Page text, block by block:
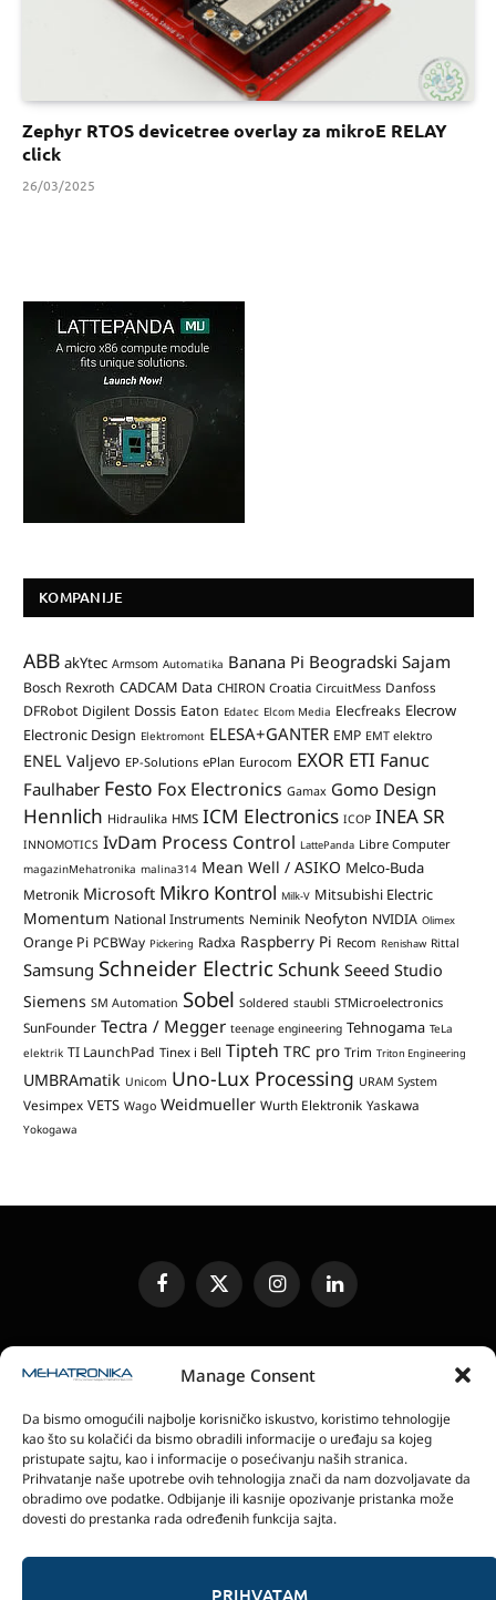
Manage Consent
Da bismo omogućili najbolje korisničko iskustvo, koristimo tehnologije
kao što su kolačići da bismo obradili informacije o uređaju sa kojeg
pristupate sajtu, kao i informacije o posećivanju naših stranica.
Prihvatanje naše upotrebe ovih tehnologija znači da nam dozvoljavate da
obradimo ove podatke. Odbijanje ili kasnije opozivanje pristanka može
dovesti do prestanka rada određenih funkcija sajta.
PRIHVATAM
Zephyr RTOS devicetree overlay za mikroE RELAY
click
26/03/2025
KOMPANIJE
ABB akYtec Armsom Automatika Banana Pi Beogradski Sajam
Bosch Rexroth CADCAM Data CHIRON Croatia CircuitMess Danfoss
DFRobot Digilent Dossis Eaton Edatec Elcom Media Elecfreaks Elecrow
Electronic Design Elektromont ELESA+GANTER EMP EMT elektro
ENEL Valjevo EP-Solutions ePlan Eurocom EXOR ETI Fanuc
Faulhaber Festo Fox Electronics Gamax Gomo Design
Hennlich Hidraulika HMS ICM Electronics ICOP INEA SR
INNOMOTICS IvDam Process Control LattePanda Libre Computer
magazinMehatronika malina314 Mean Well / ASIKO Melco-Buda
Metronik Microsoft Mikro Kontrol Milk-V Mitsubishi Electric
Momentum National Instruments Neminik Neofyton NVIDIA Olimex
Orange Pi PCBWay Pickering Radxa Raspberry Pi Recom Renishaw Rittal
Samsung Schneider ElectricSchunk Seeed Studio
Siemens SM Automation Sobel Soldered staubli STMicroelectronics
SunFounder Tectra / Megger teenage engineering Tehnogama TeLa
elektrik TI LaunchPad Tinex i Bell Tipteh TRC pro Trim Triton Engineering
UMBRAmatik Unicom Uno-Lux Processing URAM System
Vesimpex VETS Wago Weidmueller Wurth Elektronik Yaskawa
Yokogawa
FacebookX
(Twitter)
InstagramLinkedIn
SLANJE JEDINICA ZA RECENZIJU
ELEKTRONSKA IZDANJA
POLITIKA PRIVATNOSTI
POLITIKA KOLAČIĆA
magazin Mehatronika - Agencija “Gomo Design”
Stanoja Glavaša 37, 26300 Vršac, Serbia
© 2026 magazin Mehatronika by Gomo Design.